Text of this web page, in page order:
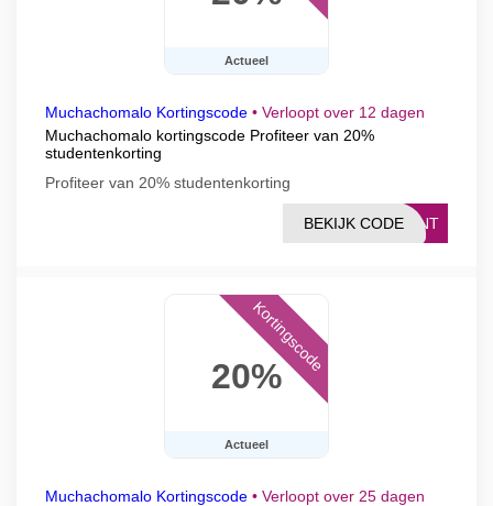
Actueel
Muchachomalo Kortingscode • Verloopt over 12 dagen
Muchachomalo kortingscode Profiteer van 20%
studentenkorting
Profiteer van 20% studentenkorting
DENT
BEKIJK CODE
20%
Actueel
Kortingscode
Muchachomalo Kortingscode • Verloopt over 25 dagen